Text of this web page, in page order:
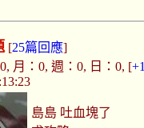
[25篇回應]
月：0, 週：0, 日：0, [+1
島島 吐血塊了